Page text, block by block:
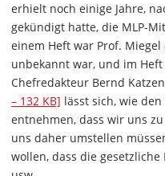
erhielt noch einige Jahre,
gekündigt hatte, die MLP-
einem Heft war Prof.
unbekannt war, und im
Chefredakteur Bernd
– 132 KB] lässt sich, wie
entnehmen, dass wir uns
uns daher umstellen
wollen, dass die